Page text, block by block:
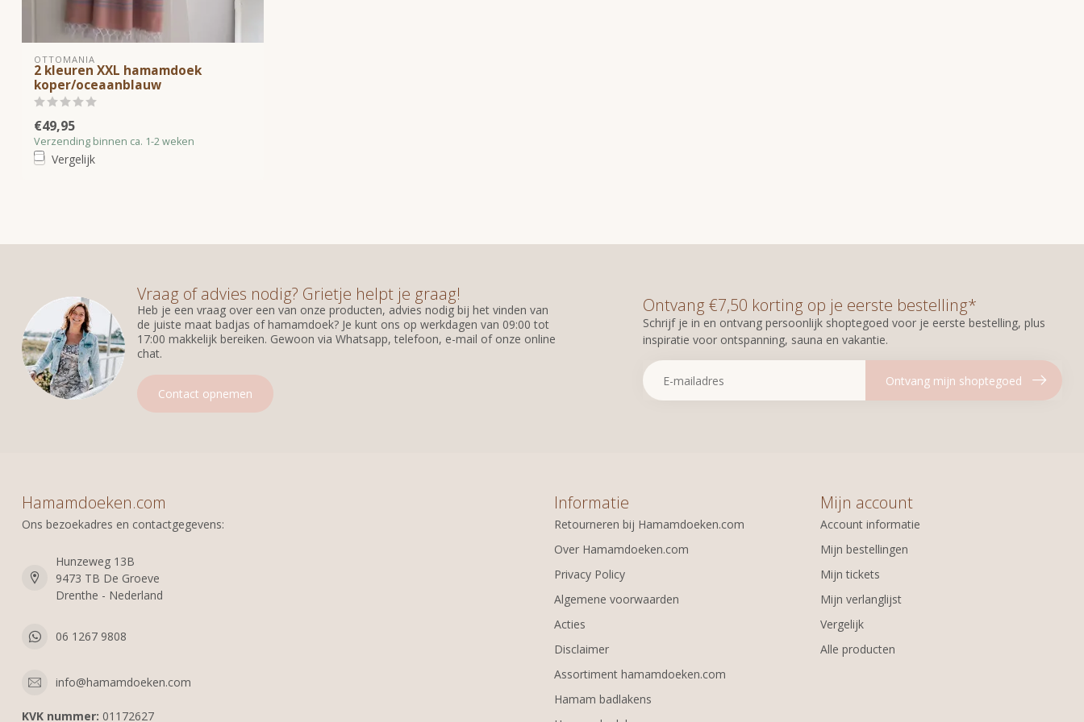
OTTOMANIA
2 kleuren XXL hamamdoek
koper/oceaanblauw
€49,95
Verzending binnen ca. 1-2 weken
Vergelijk
Vraag of advies nodig? Grietje helpt je graag!
Heb je een vraag over een van onze producten, advies nodig bij het vinden van
de juiste maat badjas of hamamdoek? Je kunt ons op werkdagen van 09:00 tot
17:00 makkelijk bereiken. Gewoon via Whatsapp, telefoon, e-mail of onze online
chat.
Contact opnemen
Ontvang €7,50 korting op je eerste bestelling*
Schrijf je in en ontvang persoonlijk shoptegoed voor je eerste bestelling, plus
inspiratie voor ontspanning, sauna en vakantie.
Ontvang mijn shoptegoed
Hamamdoeken.com
Ons bezoekadres en contactgegevens:
Hunzeweg 13B
9473 TB De Groeve
Drenthe - Nederland
06 1267 9808
info@hamamdoeken.com
KVK nummer: 01172627
Informatie
Retourneren bij Hamamdoeken.com
Over Hamamdoeken.com
Privacy Policy
Algemene voorwaarden
Acties
Disclaimer
Assortiment hamamdoeken.com
Hamam badlakens
Mijn account
Account informatie
Mijn bestellingen
Mijn tickets
Mijn verlanglijst
Vergelijk
Alle producten